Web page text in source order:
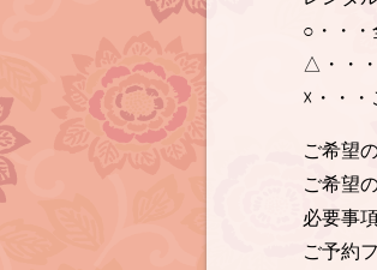
○・・・
△・・・
☓・・・
ご希望
ご希望
必要事
ご予約